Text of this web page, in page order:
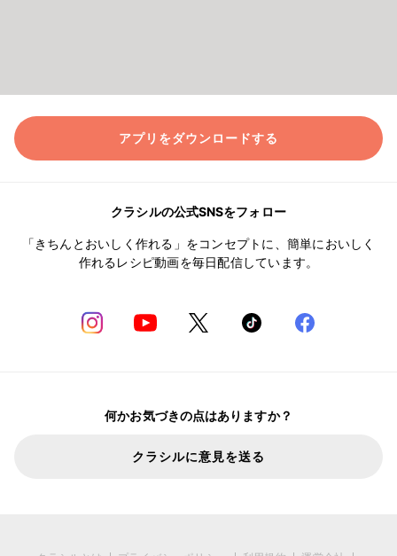
アプリをダウンロードする
クラシルの公式SNSをフォロー
「きちんとおいしく作れる」をコンセプトに、簡単においしく
作れるレシピ動画を毎日配信しています。
何かお気づきの点はありますか？
クラシルに意見を送る